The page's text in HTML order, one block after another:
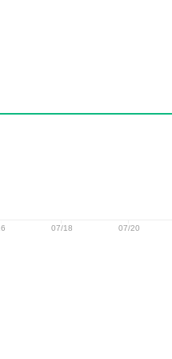
07/18 07/20